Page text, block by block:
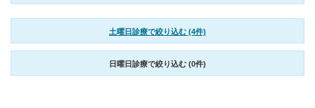
土曜日診療で絞り込む (4件)
日曜日診療で絞り込む (0件)